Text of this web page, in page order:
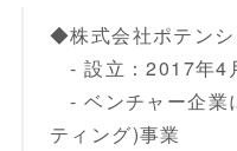
◆株式会社ポテンシ
- 設立：2017年4
- ベンチャー企業
ティング)事業